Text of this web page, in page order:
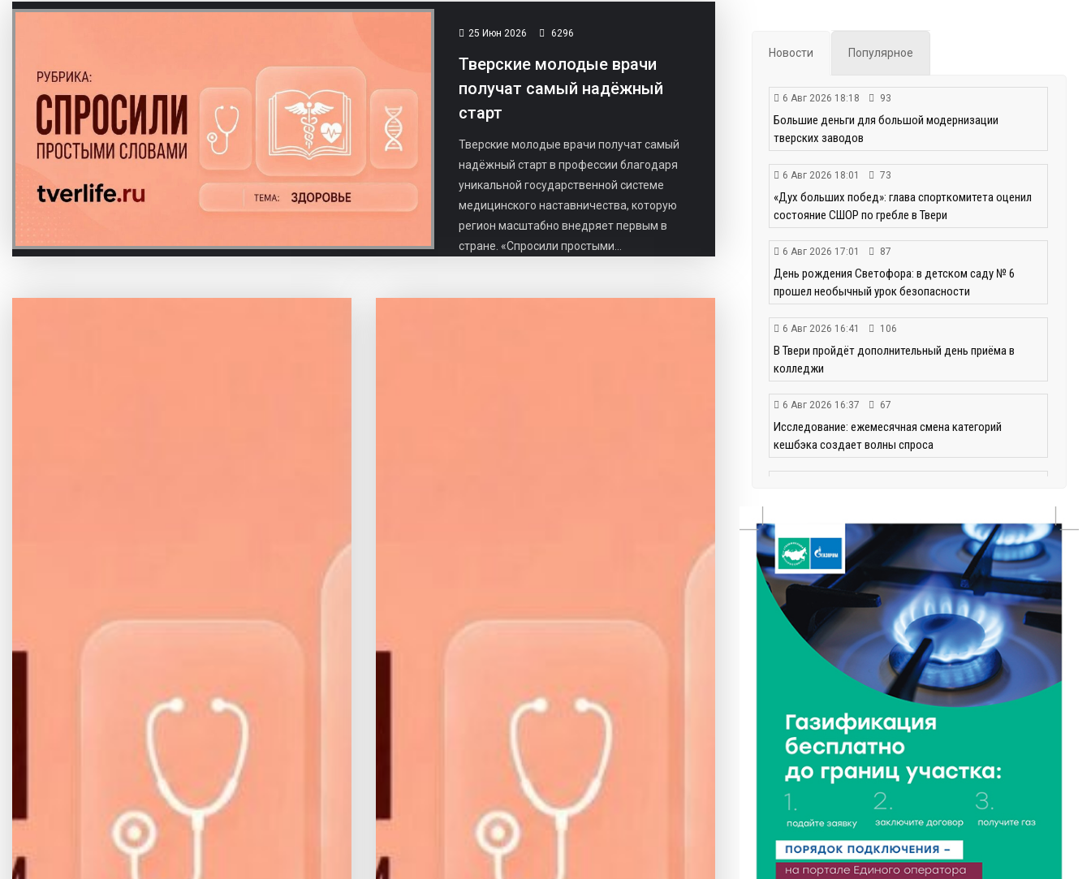
25 Июн 2026 6296
Тверские молодые врачи
получат самый надёжный
старт
​Тверские молодые врачи получат самый
надёжный старт в профессии благодаря
уникальной государственной системе
медицинского наставничества, которую
регион масштабно внедряет первым в
стране. «Спросили простыми...
Новости Популярное
6 Авг 2026 18:18 93
Большие деньги для большой модернизации
тверских заводов
6 Авг 2026 18:01 73
«Дух больших побед»: глава спорткомитета оценил
состояние СШОР по гребле в Твери
6 Авг 2026 17:01 87
День рождения Светофора: в детском саду № 6
прошел необычный урок безопасности
6 Авг 2026 16:41 106
В Твери пройдёт дополнительный день приёма в
колледжи
6 Авг 2026 16:37 67
Исследование: ежемесячная смена категорий
кешбэка создает волны спроса
хореографией
6 Авг 2026 16:08 162
Виталий Королев наградил строителей и
анонсировал новые проекты
6 Авг 2026 16:02 58
Объем выдачи ипотеки в России вырос на 38%
99
Калининские футболисты представят Тверскую
область на всероссийском марафоне «Земля
спорта»
Голубев проверил школы и детсады Зубцова к 1
сентября
6 Авг 2026 15:01 118